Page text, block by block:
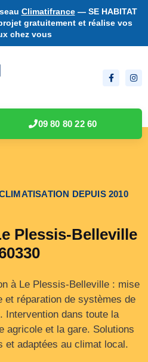
Climatifrance— SE HABITAT
gratuitement et réalise vos
chez vous
09 80 80 22 60
DEPUIS 2010
Plessis-Belleville
à Le Plessis-Belleville : mise
et réparation de systèmes de
Intervention dans toute la
agricole et la gare. Solutions
et adaptées au climat local.